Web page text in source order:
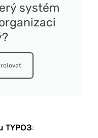
systém
TYPO3: